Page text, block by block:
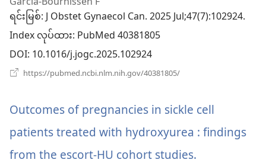
ဖွ
တယ်)
ရင်းမြစ်‎: J Obstet Gynaecol Can. 2025 Jul;47(7):102924.
Index လုပ်ထား‎: PubMed 40381805
DOI‎: 10.1016/j.jogc.2025.102924
https://pubmed.ncbi.nlm.nih.gov/40381805/
င့်
နေ
တယ်)
Outcomes of pregnancies in sickle cell
patients treated with hydroxyurea : findings
from the escort-HU cohort studies.